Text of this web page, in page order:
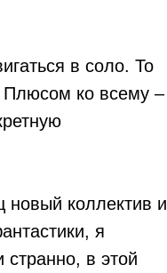
в соло. То
Плюсом ко всему –
новый коллектив и
я
в этой